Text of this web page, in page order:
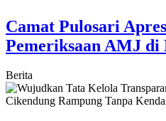
Camat Pulosari
Pemeriksaan AMJ di
Berita